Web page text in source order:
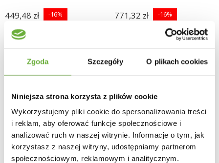
Zgoda Szczegóły O plikach cookies
Niniejsza strona korzysta z plików cookie
Wykorzystujemy pliki cookie do spersonalizowania treści
i reklam, aby oferować funkcje społecznościowe i
analizować ruch w naszej witrynie. Informacje o tym, jak
korzystasz z naszej witryny, udostępniamy partnerom
społecznościowym, reklamowym i analitycznym.
449,48 zł -16%
535,09 zł
771,32 zł -16%